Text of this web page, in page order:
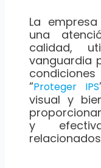
La
una
calidad,
vanguardia
“Proteger IPS
visual y
y